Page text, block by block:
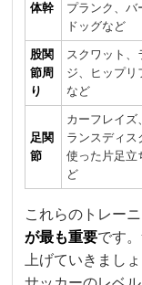
体幹
プランク、バ
ドッグなど
股関
節周
り
スクワット、
ジ、ヒップリ
など
足関
節
カーフレイズ
ランスディス
使った片足立
ど
これらのトレーニ
が最も重要です
上げていきまし